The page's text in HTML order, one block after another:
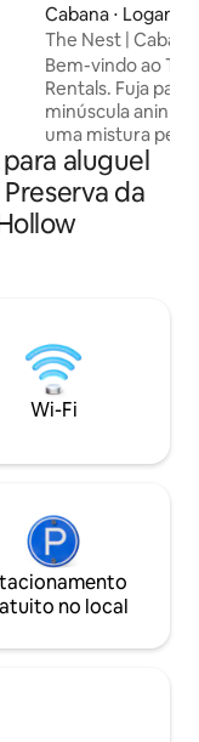
Cabana ⋅ Logan
The Nest |
banheira de
Bem-vindo ao
Rentals. Fuja
minúscula
uma mistura
moderno +
projetado para
solitários, este
tudo o que você
completa
louça/máquina
Lareira a gás
coberto + lareira
aluguel
da
Wi-Fi
no local